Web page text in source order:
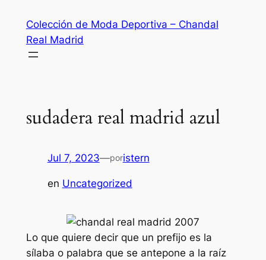
contenido
Colección de Moda Deportiva – Chandal
Real Madrid
sudadera real madrid azul
Jul 7, 2023—poristern
en Uncategorized
Lo que quiere decir que un prefijo es la
sílaba o palabra que se antepone a la raíz